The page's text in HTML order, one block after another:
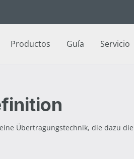
Productos Guía Servicio
Übertragungstechnik, die dazu